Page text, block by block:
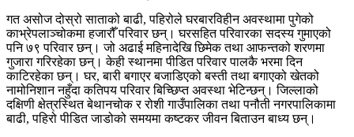
गत असोज दोस्रो साताको बाढी, पहिरोले घरबारविहीन अवस्थामा पुगेको
काभ्रेपलाञ्चोकमा हजारौँ परिवार छन्। घरसहित परिवारका सदस्य गुमाएको
पनि ७९ परिवार छन्। जो अढाई महिनादेखि छिमेक तथा आफन्तको शरणमा
गुजारा गरिरहेका छन्। केही स्थानमा पीडित परिवार पालकै भरमा दिन
काटिरहेका छन्। घर, बारी बगाएर बजाडिएको बस्ती तथा बगाएको खेतको
नामोनिशान नहुँदा कतिपय परिवार बिच्छिप्त अवस्था भेटिन्छन्। जिल्लाको
दक्षिणी क्षेत्रस्थित बेथानचोक र रोशी गाउँपालिका तथा पनौती नगरपालिकामा
बाढी, पहिरो पीडित जाडोको समयमा कष्टकर जीवन बिताउन बाध्य छन्।